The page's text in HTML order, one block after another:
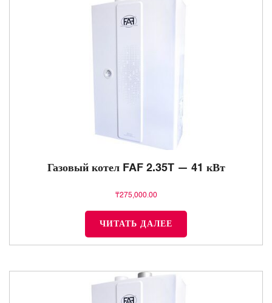
Газовый котел FAF 2.35T — 41 кВт
₸275,000.00
ЧИТАТЬ ДАЛЕЕ